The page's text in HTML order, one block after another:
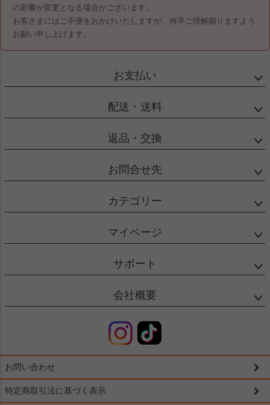
の影響が変更となる場合がございます。
お客さまにはご不便をおかけいたしますが、何卒ご理解賜りますよう
お願い申し上げます。
お支払い
配送・送料
返品・交換
お問合せ先
カテゴリー
マイページ
サポート
会社概要
お問い合わせ
特定商取引法に基づく表示